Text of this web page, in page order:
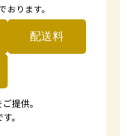
おります。
配送料
提供。
。